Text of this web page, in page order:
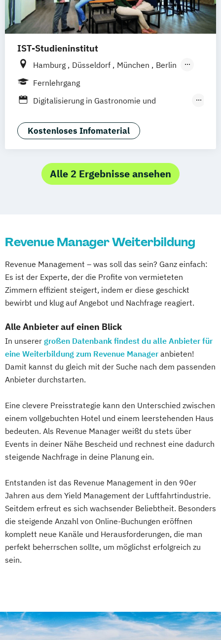
Consulting
Tourismus Management
Tourismusökonom (FH)
IST-Studieninstitut
Hamburg Düsseldorf München
Berlin
Weil am Rhein
Fernlehrgang
Digitalisierung in Gastronomie und
F&B Manager:in
Fachwirt:in im Gastgewerbe (IHK)
Gastronomiebetriebswirt:in
Geprüfte:r Küchenmeister:in (IHK)
Human Ressources in der Hotellerie
Nachhaltigkeit in der Hotellerie
Sport- und Gesundheitstourismus
Kostenloses Infomaterial
Alle 2 Ergebnisse ansehen
Revenue Manager Weiterbildung
Revenue Management – was soll das sein? Ganz einfach:
Es ist der Experte, der die Profite von vermieteten
Zimmern effizient steigert, indem er diese geschickt
bewirbt und klug auf Angebot und Nachfrage reagiert.
Alle Anbieter auf einen Blick
In unserer großen Datenbank findest du alle Anbieter für
eine Weiterbildung zum Revenue Manager anbieten!
Damit kannst du gleich mit der Suche nach dem passenden
Anbieter durchstarten.
Eine clevere Preisstrategie kann den Unterschied zwischen
einem vollgebuchten Hotel und einem leerstehenden Haus
bedeuten. Als Revenue Manager weißt du stets über
Events in deiner Nähe Bescheid und rechnest eine dadurch
steigende Nachfrage in deine Planung ein.
Entstanden ist das Revenue Management in den 90er
Jahren aus dem Yield Management der Luftfahrtindustrie.
Seitdem erfreut es sich wachsender Beliebtheit. Besonders
die steigende Anzahl von Online-Buchungen eröffnen
komplett neue Kanäle und Herausforderungen, die man
perfekt beherrschen sollte, um möglichst erfolgreich zu
sein.